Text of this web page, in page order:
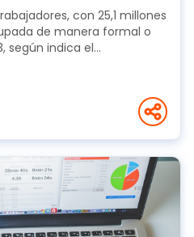
con 25,1 millones
de manera formal o
según indica el...